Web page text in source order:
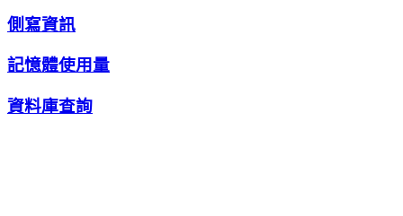
側寫資訊
記憶體使用量
資料庫查詢